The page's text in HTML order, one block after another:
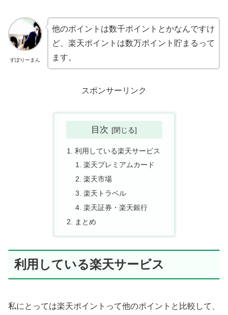
ずぼりーまん
他のポイントは数千ポイントとかなんですけ
ど、楽天ポイントは数万ポイント貯まるって
ます。
スポンサーリンク
目次
利用している楽天サービス
楽天プレミアムカード
楽天市場
楽天トラベル
楽天証券・楽天銀行
まとめ
利用している楽天サービス
私にとっては楽天ポイントって他のポイントと比較して、